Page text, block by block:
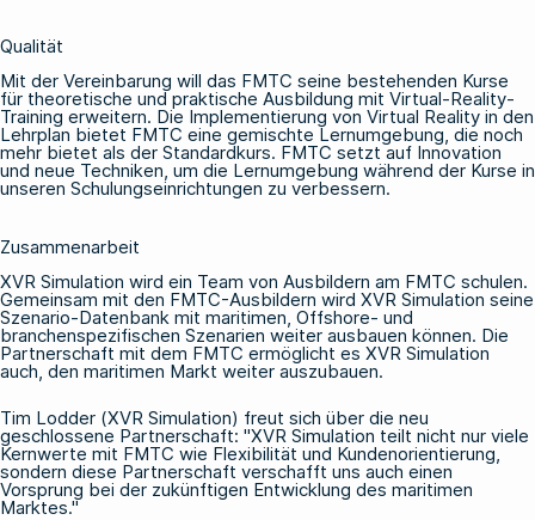
Qualität
Mit der Vereinbarung will das FMTC seine bestehenden Kurse
für theoretische und praktische Ausbildung mit Virtual-Reality-
Training erweitern. Die Implementierung von Virtual Reality in den
Lehrplan bietet FMTC eine gemischte Lernumgebung, die noch
mehr bietet als der Standardkurs. FMTC setzt auf Innovation
und neue Techniken, um die Lernumgebung während der Kurse in
unseren Schulungseinrichtungen zu verbessern.
Zusammenarbeit
XVR Simulation wird ein Team von Ausbildern am FMTC schulen.
Gemeinsam mit den FMTC-Ausbildern wird XVR Simulation seine
Szenario-Datenbank mit maritimen, Offshore- und
branchenspezifischen Szenarien weiter ausbauen können. Die
Partnerschaft mit dem FMTC ermöglicht es XVR Simulation
auch, den maritimen Markt weiter auszubauen.
Tim Lodder (XVR Simulation) freut sich über die neu
geschlossene Partnerschaft: "XVR Simulation teilt nicht nur viele
Kernwerte mit FMTC wie Flexibilität und Kundenorientierung,
sondern diese Partnerschaft verschafft uns auch einen
Vorsprung bei der zukünftigen Entwicklung des maritimen
Marktes."